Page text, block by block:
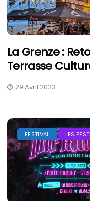
La Grenze :
Terrasse
29 Avril 2023
FESTIVAL LES